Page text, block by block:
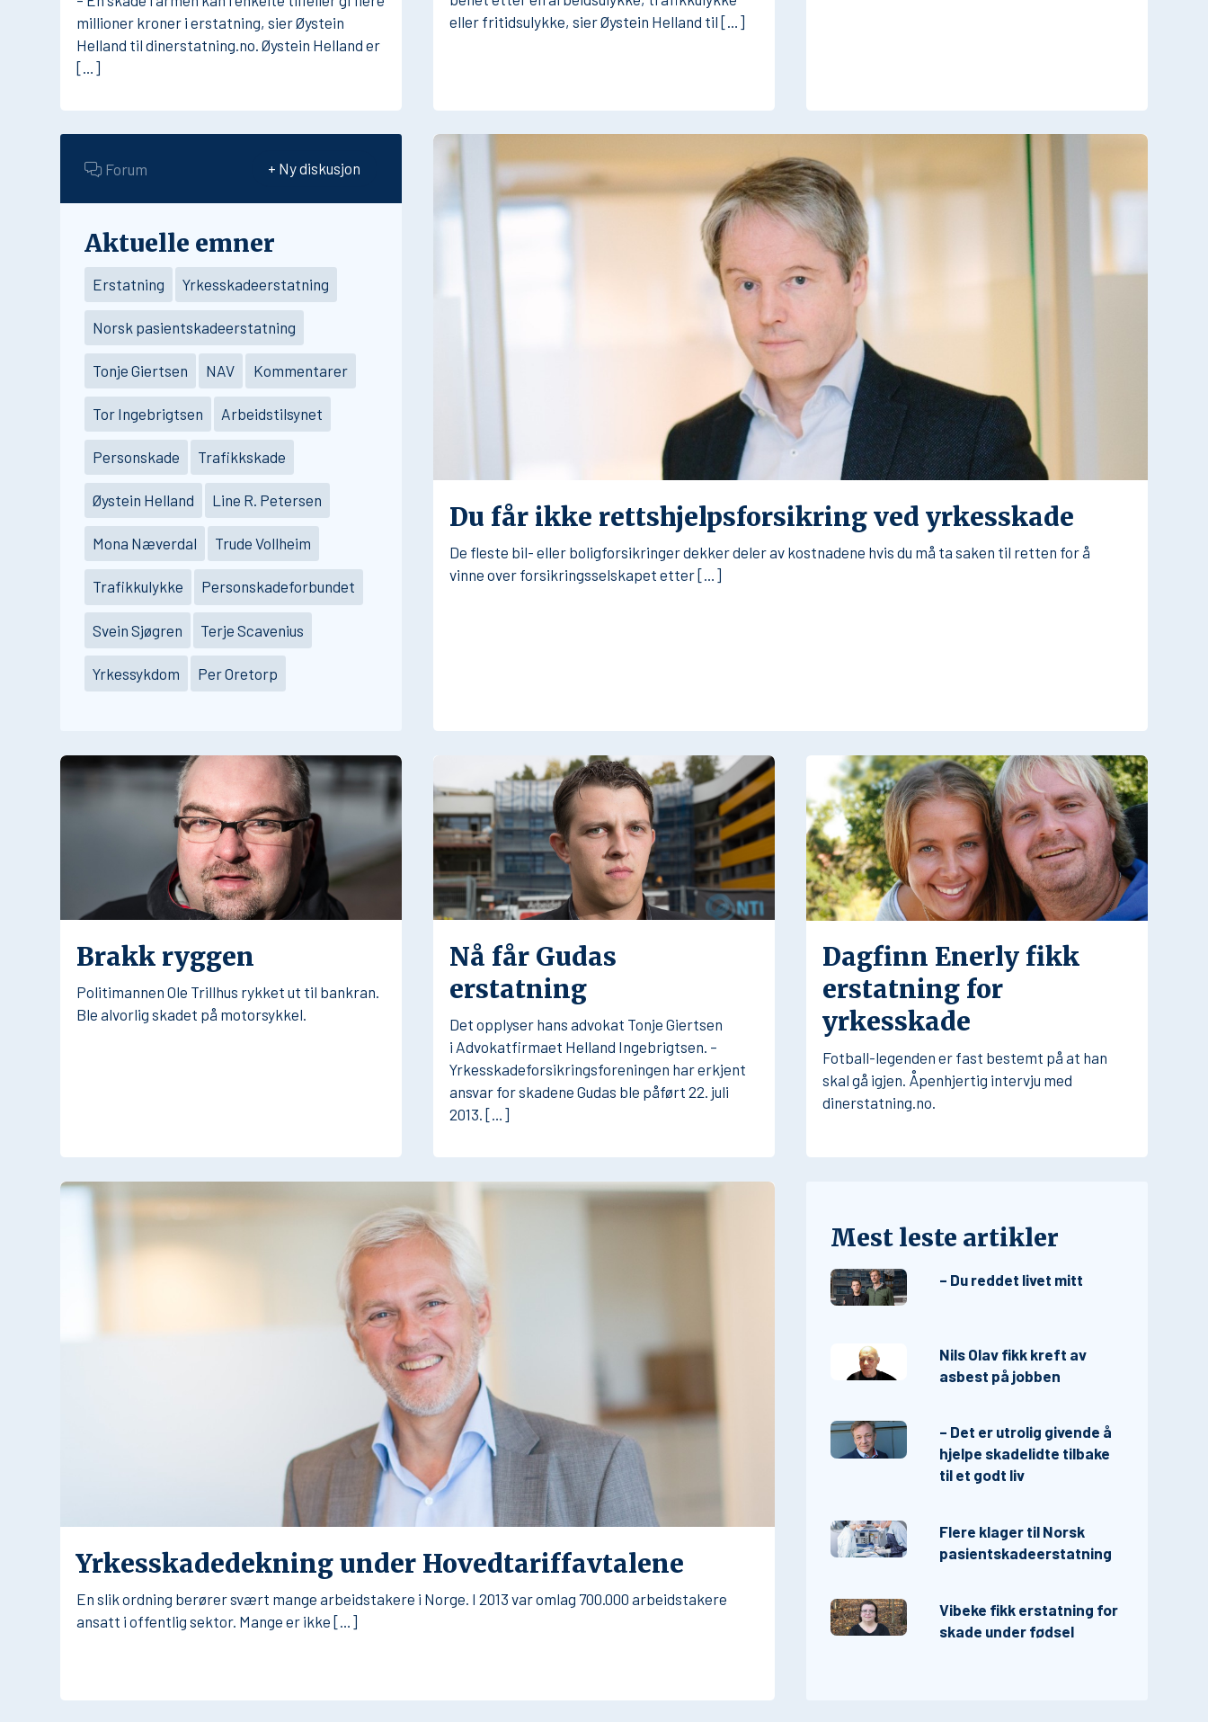
millioner kroner i erstatning, sier Øystein
Helland til dinerstatning.no. Øystein Helland er
[…]
eller fritidsulykke, sier Øystein Helland til […]
Forum + Ny diskusjon
Aktuelle emner
Erstatning Yrkesskadeerstatning
Norsk pasientskadeerstatning
Tonje Giertsen NAV Kommentarer
Tor Ingebrigtsen Arbeidstilsynet
Personskade Trafikkskade
Øystein Helland Line R. Petersen
Mona Næverdal Trude Vollheim
Trafikkulykke Personskadeforbundet
Svein Sjøgren Terje Scavenius
Yrkessykdom Per Oretorp
Du får ikke rettshjelpsforsikring ved yrkesskade
De fleste bil- eller boligforsikringer dekker deler av kostnadene hvis du må ta saken til retten for å
vinne over forsikringsselskapet etter […]
Brakk ryggen
Politimannen Ole Trillhus rykket ut til bankran.
Ble alvorlig skadet på motorsykkel.
Nå får Gudas
erstatning
Det opplyser hans advokat Tonje Giertsen
i Advokatfirmaet Helland Ingebrigtsen. –
Yrkesskadeforsikringsforeningen har erkjent
ansvar for skadene Gudas ble påført 22. juli
2013. […]
Dagfinn Enerly fikk
erstatning for
yrkesskade
Fotball-legenden er fast bestemt på at han
skal gå igjen. Åpenhjertig intervju med
dinerstatning.no.
Yrkesskadedekning under Hovedtariffavtalene
En slik ordning berører svært mange arbeidstakere i Norge. I 2013 var omlag 700.000 arbeidstakere
ansatt i offentlig sektor. Mange er ikke […]
Mest leste artikler
– Du reddet livet mitt
Nils Olav fikk kreft av
asbest på jobben
– Det er utrolig givende å
hjelpe skadelidte tilbake
til et godt liv
Flere klager til Norsk
pasientskadeerstatning
Vibeke fikk erstatning for
skade under fødsel